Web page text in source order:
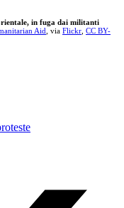
in fuga dai militanti
Aid , via Flickr CC BY-